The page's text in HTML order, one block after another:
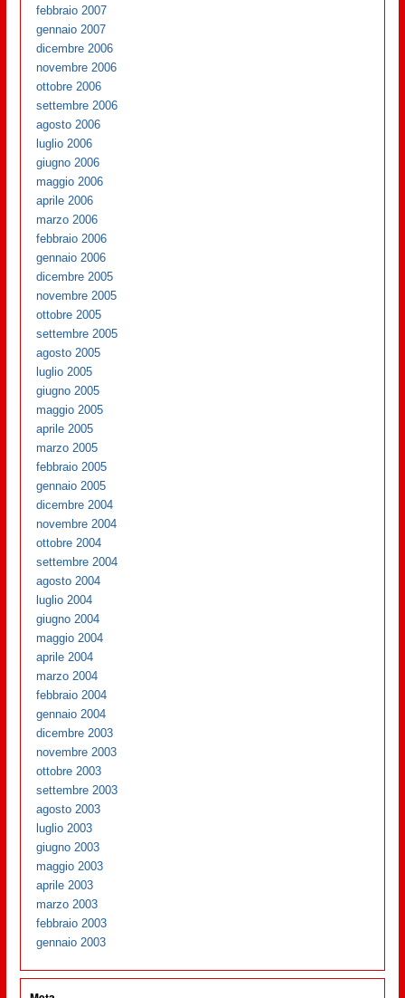
febbraio 2007
gennaio 2007
dicembre 2006
novembre 2006
ottobre 2006
settembre 2006
agosto 2006
luglio 2006
giugno 2006
maggio 2006
aprile 2006
marzo 2006
febbraio 2006
gennaio 2006
dicembre 2005
novembre 2005
ottobre 2005
settembre 2005
agosto 2005
luglio 2005
giugno 2005
maggio 2005
aprile 2005
marzo 2005
febbraio 2005
gennaio 2005
dicembre 2004
novembre 2004
ottobre 2004
settembre 2004
agosto 2004
luglio 2004
giugno 2004
maggio 2004
aprile 2004
marzo 2004
febbraio 2004
gennaio 2004
dicembre 2003
novembre 2003
ottobre 2003
settembre 2003
agosto 2003
luglio 2003
giugno 2003
maggio 2003
aprile 2003
marzo 2003
febbraio 2003
gennaio 2003